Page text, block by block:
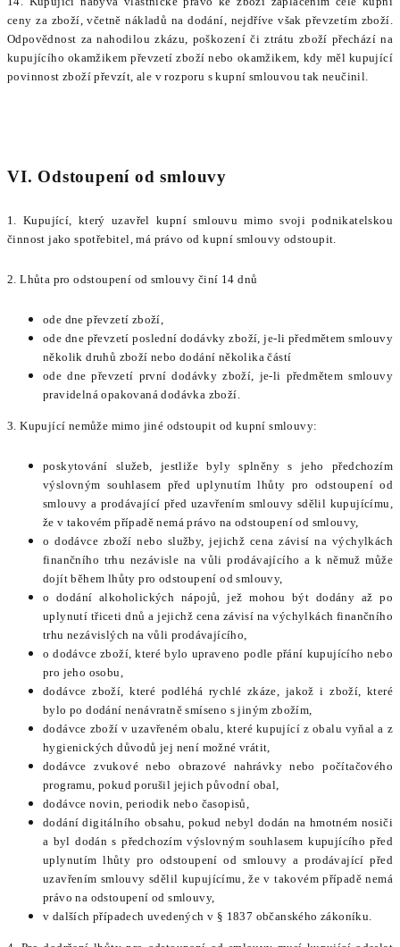
ceny za zboží, včetně nákladů na dodání, nejdříve však převzetím zboží.
Odpovědnost za nahodilou zkázu, poškození či ztrátu zboží přechází na
kupujícího okamžikem převzetí zboží nebo okamžikem, kdy měl kupující
povinnost zboží převzít, ale v rozporu s kupní smlouvou tak neučinil.
VI. Odstoupení od smlouvy
1. Kupující, který uzavřel kupní smlouvu mimo svoji podnikatelskou
činnost jako spotřebitel, má právo od kupní smlouvy odstoupit.
2. Lhůta pro odstoupení od smlouvy činí 14 dnů
ode dne převzetí zboží,
ode dne převzetí poslední dodávky zboží, je-li předmětem smlouvy
několik druhů zboží nebo dodání několika částí
ode dne převzetí první dodávky zboží, je-li předmětem smlouvy
pravidelná opakovaná dodávka zboží.
3. Kupující nemůže mimo jiné odstoupit od kupní smlouvy:
poskytování služeb, jestliže byly splněny s jeho předchozím
výslovným souhlasem před uplynutím lhůty pro odstoupení od
smlouvy a prodávající před uzavřením smlouvy sdělil kupujícímu,
že v takovém případě nemá právo na odstoupení od smlouvy,
o dodávce zboží nebo služby, jejichž cena závisí na výchylkách
finančního trhu nezávisle na vůli prodávajícího a k němuž může
dojít během lhůty pro odstoupení od smlouvy,
o dodání alkoholických nápojů, jež mohou být dodány až po
uplynutí třiceti dnů a jejichž cena závisí na výchylkách finančního
trhu nezávislých na vůli prodávajícího,
o dodávce zboží, které bylo upraveno podle přání kupujícího nebo
pro jeho osobu,
dodávce zboží, které podléhá rychlé zkáze, jakož i zboží, které
bylo po dodání nenávratně smíseno s jiným zbožím,
dodávce zboží v uzavřeném obalu, které kupující z obalu vyňal a z
hygienických důvodů jej není možné vrátit,
dodávce zvukové nebo obrazové nahrávky nebo počítačového
programu, pokud porušil jejich původní obal,
dodávce novin, periodik nebo časopisů,
dodání digitálního obsahu, pokud nebyl dodán na hmotném nosiči
a byl dodán s předchozím výslovným souhlasem kupujícího před
uplynutím lhůty pro odstoupení od smlouvy a prodávající před
uzavřením smlouvy sdělil kupujícímu, že v takovém případě nemá
právo na odstoupení od smlouvy,
v dalších případech uvedených v § 1837 občanského zákoníku.